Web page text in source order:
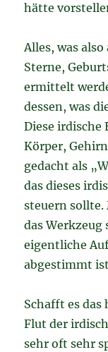
hätte
Alles, was
Sterne,
ermittelt
dessen, was
Diese irdische
Körper,
gedacht als
das dieses
steuern sollte.
das Werkzeug
eigentliche
abgestimmt
Schafft es das
Flut der
sehr oft sehr